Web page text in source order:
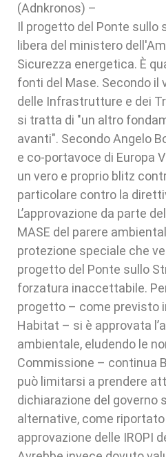
(Adnkronos) –
Il progetto del Ponte sullo
libera del ministero
Sicurezza energetica. È
fonti del Mase. Secondo il
delle Infrastrutture e dei
si tratta di "un altro
avanti". Secondo Angelo
e co-portavoce di Europa
un vero e proprio blitz
particolare contro la
L’approvazione da parte
MASE del parere
protezione speciale che
progetto del Ponte sullo
forzatura inaccettabile.
progetto – come previsto
Habitat – si è approvata
ambientale, eludendo le
Commissione – continua
può limitarsi a prendere
dichiarazione del governo
alternative, come
approvazione delle IROPI